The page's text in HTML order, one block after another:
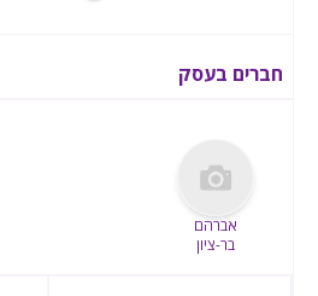
חברים בעסק
אברהם
בר-ציון